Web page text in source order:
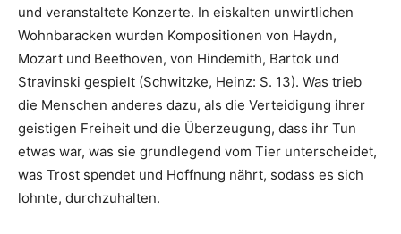
und veranstaltete Konzerte. In eiskalten unwirtlichen
Wohnbaracken wurden Kompositionen von Haydn,
Mozart und Beethoven, von Hindemith, Bartok und
Stravinski gespielt (Schwitzke, Heinz: S. 13). Was trieb
die Menschen anderes dazu, als die Verteidigung ihrer
geistigen Freiheit und die Überzeugung, dass ihr Tun
etwas war, was sie grundlegend vom Tier unterscheidet,
was Trost spendet und Hoffnung nährt, sodass es sich
lohnte, durchzuhalten.